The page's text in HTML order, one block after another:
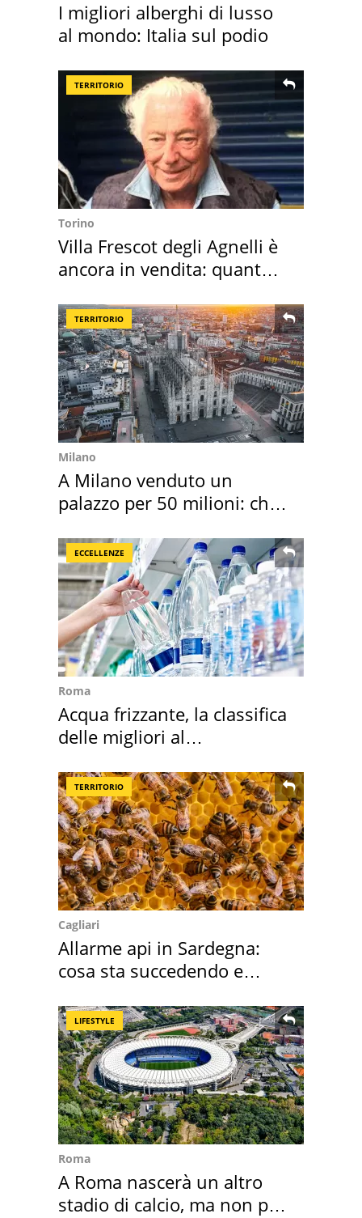
I migliori alberghi di lusso
al mondo: Italia sul podio
TERRITORIO
Torino
Villa Frescot degli Agnelli è
ancora in vendita: quanto
TERRITORIO
Milano
A Milano venduto un
palazzo per 50 milioni: chi
ECCELLENZE
Roma
Acqua frizzante, la classifica
delle migliori al
TERRITORIO
Cagliari
Allarme api in Sardegna:
cosa sta succedendo e
LIFESTYLE
Roma
A Roma nascerà un altro
stadio di calcio, ma non per